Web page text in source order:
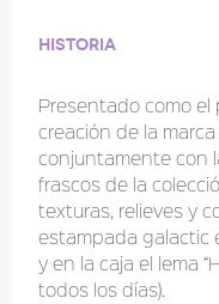
Historia
Presentado como el
creación de la
conjuntamente con
frascos de la
texturas, relieves y
estampada galactic
y en la caja el lema
todos los días).